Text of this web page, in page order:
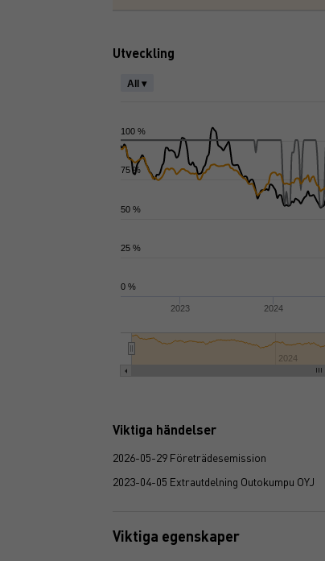
Utveckling
2023 2024
2024
100 %
0 %
25 %
50 %
75 %
All ▾
Viktiga händelser
2026-05-29 Företrädesemission
2023-04-05 Extrautdelning Outokumpu OYJ
Viktiga egenskaper